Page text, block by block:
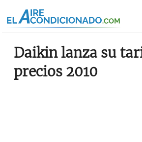
Daikin lanza su
precios 2010